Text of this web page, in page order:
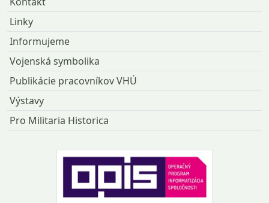
Linky
Informujeme
Vojenská symbolika
Publikácie pracovníkov VHÚ
Výstavy
Pro Militaria Historica